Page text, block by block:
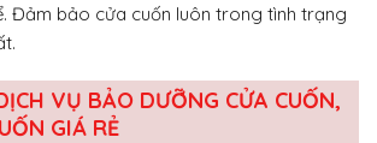
Đảm bảo cửa cuốn luôn trong tình trạng
VỤ BẢO DƯỠNG CỬA CUỐN,
GIÁ RẺ